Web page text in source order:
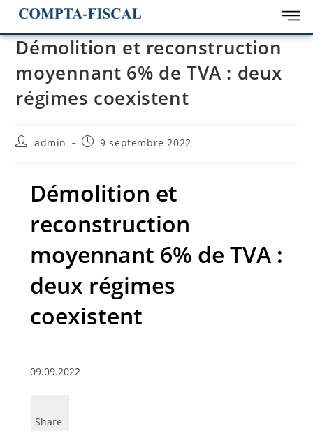
Démolition et reconstruction
moyennant 6% de TVA : deux
régimes coexistent
admin 9 septembre 2022
Démolition et
reconstruction
moyennant 6% de TVA :
deux régimes
coexistent
09.09.2022
Share